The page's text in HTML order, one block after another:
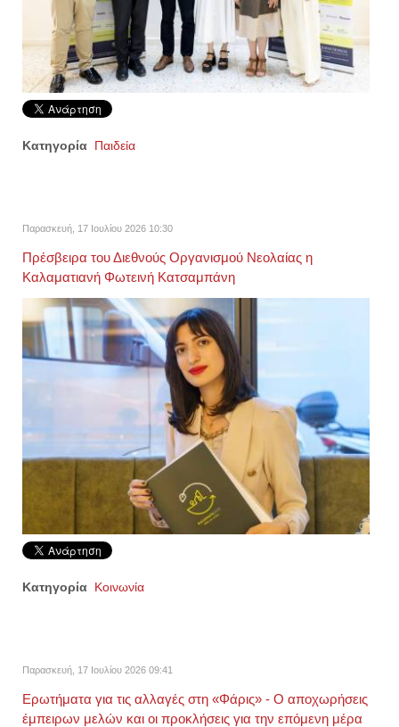
Κατηγορία Παιδεία
Παρασκευή, 17 Ιουλίου 2026 10:30
Πρέσβειρα του Διεθνούς Οργανισμού Νεολαίας η
Καλαματιανή Φωτεινή Κατσαμπάνη
Κατηγορία Κοινωνία
Παρασκευή, 17 Ιουλίου 2026 09:41
Ερωτήματα για τις αλλαγές στη «Φάρις» - Ο αποχωρήσεις
έμπειρων μελών και οι προκλήσεις για την επόμενη μέρα